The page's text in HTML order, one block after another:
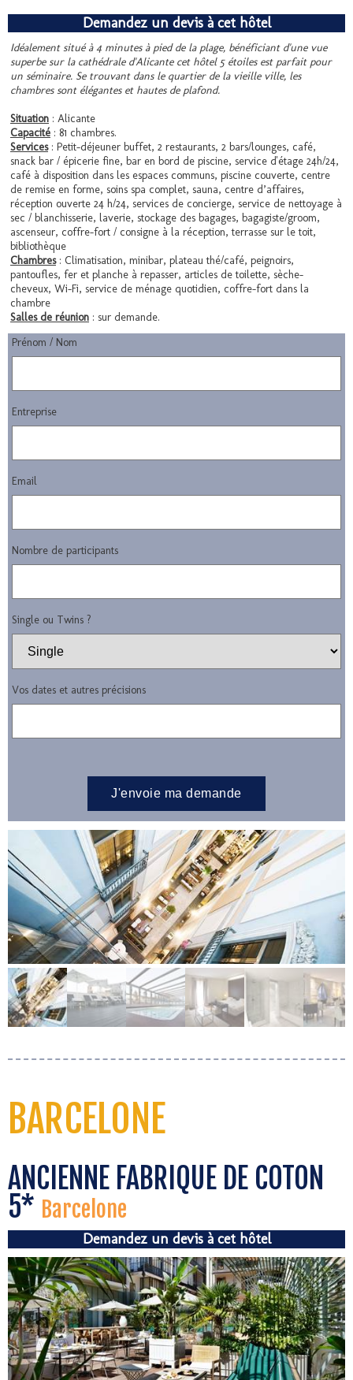
Demandez un devis à cet hôtel
Idéalement situé à 4 minutes à pied de la plage, bénéficiant d'une vue
superbe sur la cathédrale d'Alicante cet hôtel 5 étoiles est parfait pour
un séminaire. Se trouvant dans le quartier de la vieille ville, les
chambres sont élégantes et hautes de plafond.
Situation : Alicante
Capacité : 81 chambres.
Services: Petit-déjeuner buffet, 2 restaurants, 2 bars/lounges, café,
snack bar / épicerie fine, bar en bord de piscine, service d'étage 24h/24,
café à disposition dans les espaces communs, piscine couverte, centre
de remise en forme, soins spa complet, sauna, centre d’affaires,
réception ouverte 24 h/24, services de concierge, service de nettoyage à
sec / blanchisserie, laverie, stockage des bagages, bagagiste/groom,
ascenseur, coffre-fort / consigne à la réception, terrasse sur le toit,
bibliothèque
Chambres: Climatisation, minibar, plateau thé/café, peignoirs,
pantoufles, fer et planche à repasser, articles de toilette, sèche-
cheveux, Wi-Fi, service de ménage quotidien, coffre-fort dans la
chambre
Salles de réunion : sur demande.
Prénom / Nom
Entreprise
Email
Nombre de participants
Single ou Twins ?
Vos dates et autres précisions
BARCELONE
ANCIENNE FABRIQUE DE COTON
5* Barcelone
Demandez un devis à cet hôtel